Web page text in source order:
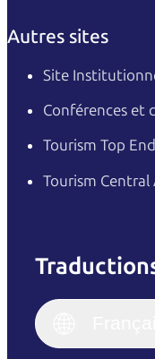
Autres sites
Site
Conférences et
Tourism Top End
Tourism Central